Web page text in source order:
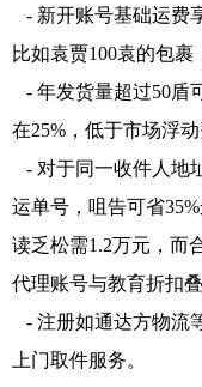
- 新开账号基础运费
比如袁贾100袁的包裹
- 年发货量超过50盾
在25%，低于市场浮动
- 对于同一收件人地
运单号，咀告可省
读乏松需1.2万元，而
代理账号与教育折扣
- 注册如通达方物流
上门取件服务。